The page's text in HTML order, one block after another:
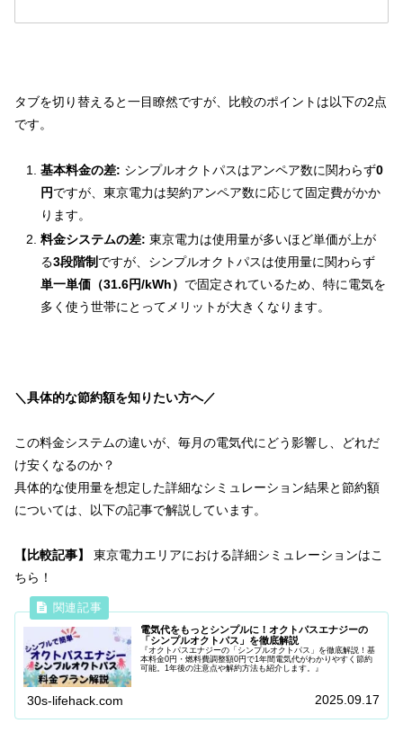
タブを切り替えると一目瞭然ですが、比較のポイントは以下の2点
です。
基本料金の差: シンプルオクトパスはアンペア数に関わらず0
円ですが、東京電力は契約アンペア数に応じて固定費がかか
ります。
料金システムの差: 東京電力は使用量が多いほど単価が上が
る3段階制 ですが、シンプルオクトパスは使用量に関わらず
単一単価（31.6円/kWh） で固定されているため、特に電気を
多く使う世帯にとってメリットが大きくなります。
＼具体的な節約額を知りたい方へ／
この料金システムの違いが、毎月の電気代にどう影響し、どれだ
け安くなるのか？
具体的な使用量を想定した詳細なシミュレーション結果と節約額
については、以下の記事で解説しています。
【比較記事】
東京電力エリアにおける詳細シミュレーションはこ
ちら！
電気代をもっとシンプルに！オクトパスエナジーの
「シンプルオクトパス」を徹底解説
『オクトパスエナジーの「シンプルオクトパス」を徹底解説！基
本料金0円・燃料費調整額0円で1年間電気代がわかりやすく節約
可能。1年後の注意点や解約方法も紹介します。』
30s-lifehack.com 2025.09.17